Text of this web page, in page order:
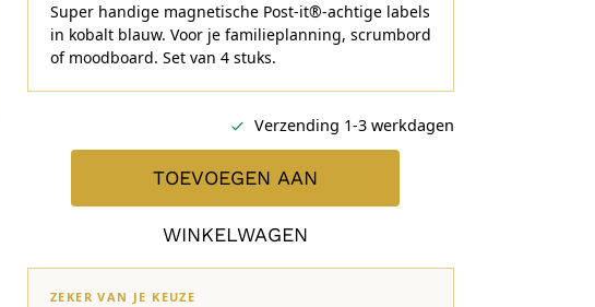
Super handige magnetische Post-it®-achtige labels
in kobalt blauw. Voor je familieplanning, scrumbord
of moodboard. Set van 4 stuks.
Verzending 1-3 werkdagen
TOEVOEGEN AAN
WINKELWAGEN
ZEKER VAN JE KEUZE